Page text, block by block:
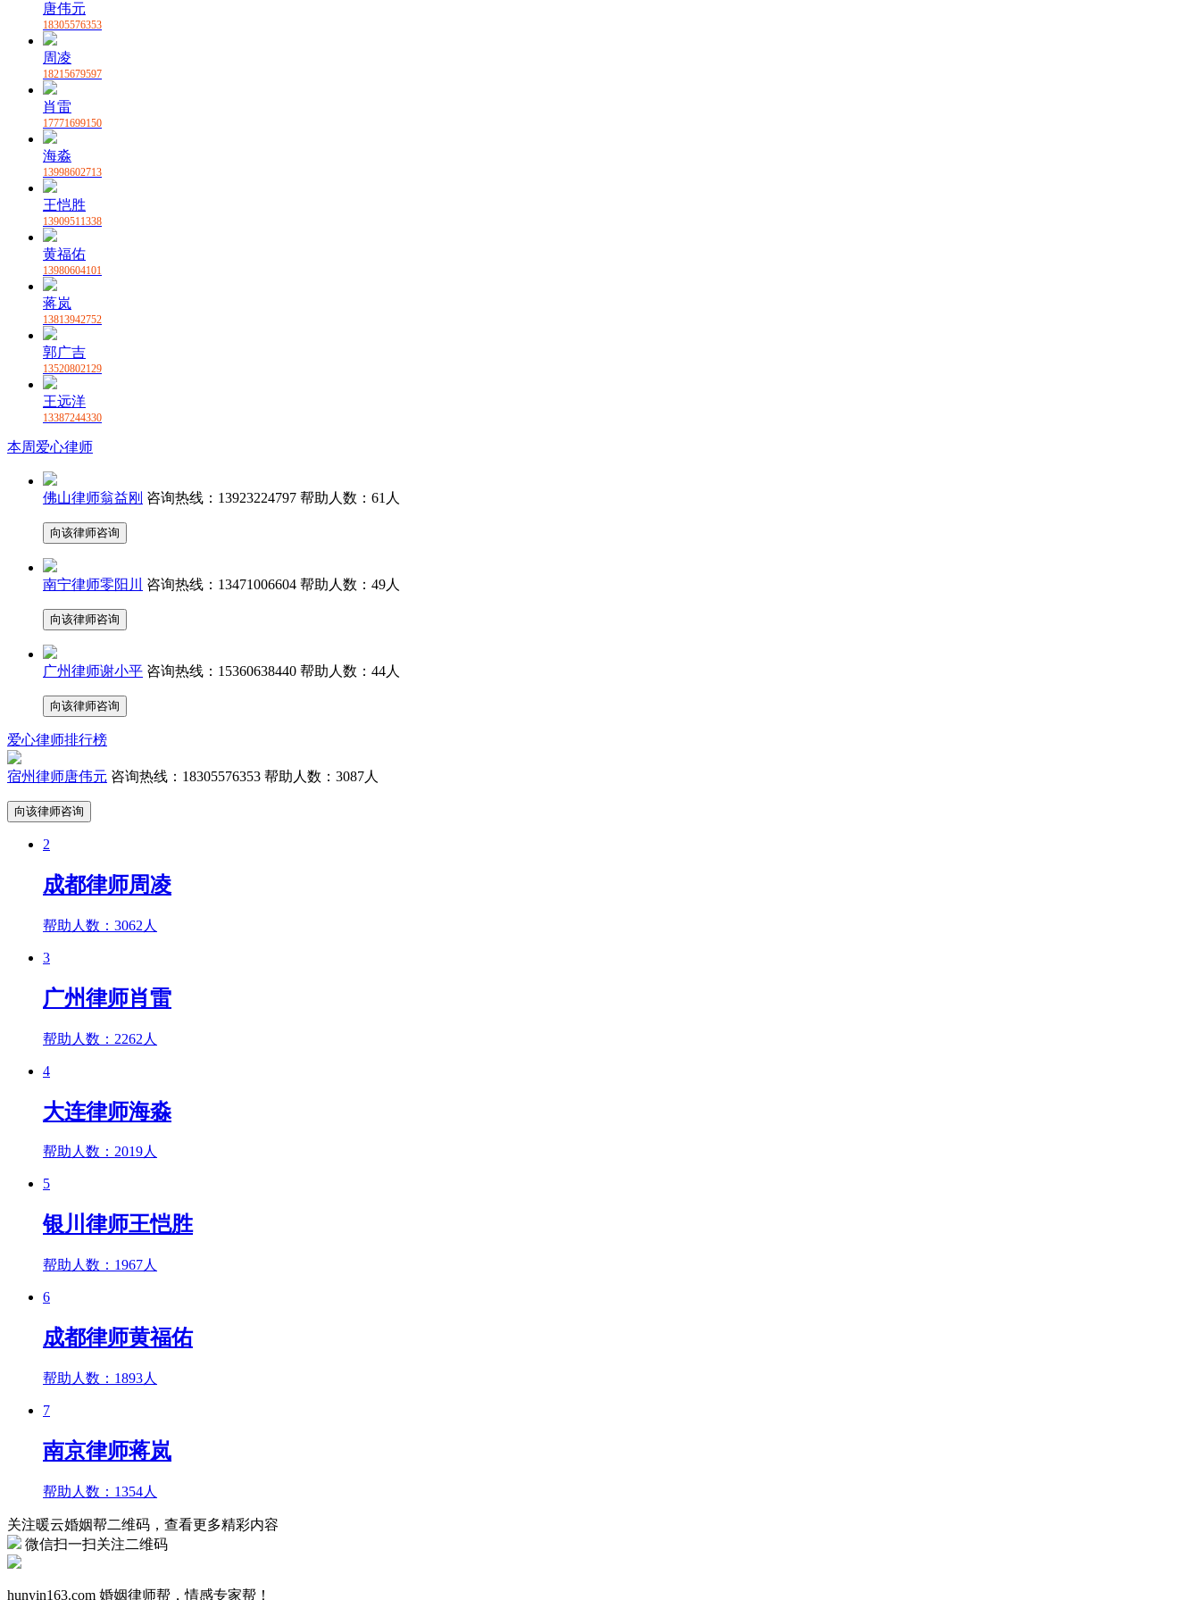
唐伟元
18305576353
周凌
18215679597
肖雷
17771699150
海淼
13998602713
王恺胜
13909511338
黄福佑
13980604101
蒋岚
13813942752
郭广吉
13520802129
王远洋
13387244330
本周爱心律师
佛山律师翁益刚 咨询热线： 13923224797 帮助人数： 61人
向该律师咨询
南宁律师零阳川 咨询热线： 13471006604 帮助人数： 49人
向该律师咨询
广州律师谢小平 咨询热线： 15360638440 帮助人数： 44人
向该律师咨询
爱心律师排行榜
宿州律师唐伟元 咨询热线： 18305576353 帮助人数： 3087人
向该律师咨询
2
成都律师周凌
帮助人数： 3062人
3
广州律师肖雷
帮助人数： 2262人
4
大连律师海淼
帮助人数： 2019人
5
银川律师王恺胜
帮助人数： 1967人
6
成都律师黄福佑
帮助人数： 1893人
7
南京律师蒋岚
帮助人数： 1354人
关注暖云婚姻帮二维码，查看更多精彩内容
微信扫一扫关注二维码
hunyin163.com 婚姻律师帮，情感专家帮！